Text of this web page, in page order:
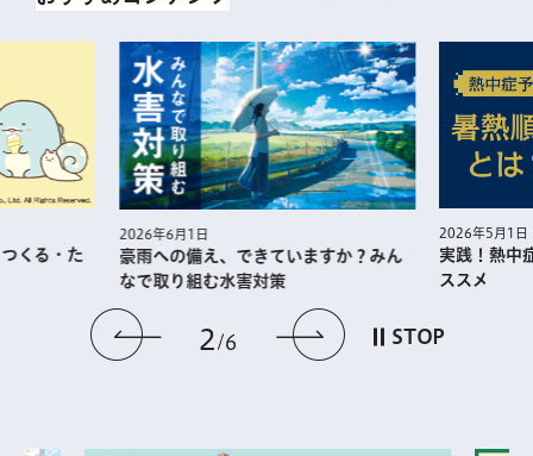
前のスライドを表示
3 6 次のスライドを
STOP
た
2026年6月1日
豪雨への備え、できていますか？みん
なで取り組む水害対策
2026年5月1日
実践！熱中症予防